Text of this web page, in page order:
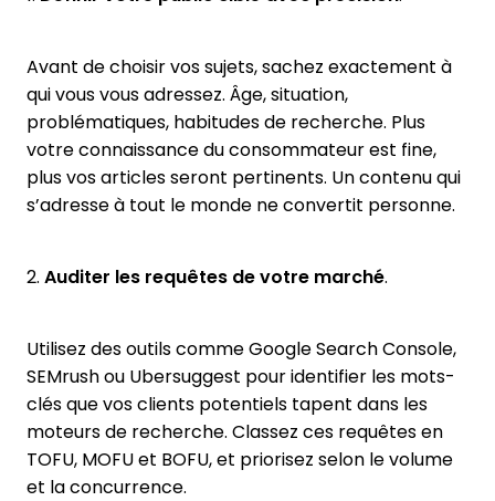
Avant de choisir vos sujets, sachez exactement à
qui vous vous adressez. Âge, situation,
problématiques, habitudes de recherche. Plus
votre connaissance du consommateur est fine,
plus vos articles seront pertinents. Un contenu qui
s’adresse à tout le monde ne convertit personne.
2. Auditer les requêtes de votre marché.
Utilisez des outils comme Google Search Console,
SEMrush ou Ubersuggest pour identifier les mots-
clés que vos clients potentiels tapent dans les
moteurs de recherche. Classez ces requêtes en
TOFU, MOFU et BOFU, et priorisez selon le volume
et la concurrence.